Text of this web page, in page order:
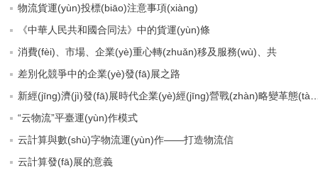
物流貨運(yùn)投標(biāo)注意事項(xiàng)
《中華人民共和國合同法》中的貨運(yùn)條
消費(fèi)、市場、企業(yè)重心轉(zhuǎn)移及服務(wù)、共
差別化競爭中的企業(yè)發(fā)展之路
“云物流”平臺運(yùn)作模式
云計算與數(shù)字物流運(yùn)作——打造物流信
云計算發(fā)展的意義